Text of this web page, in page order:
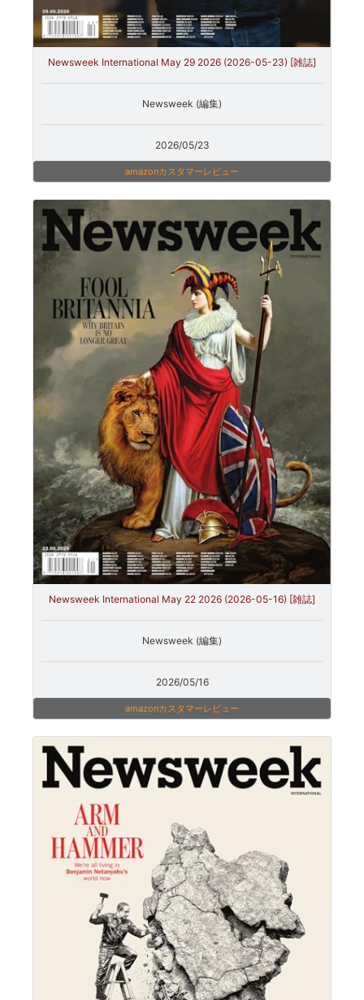
Newsweek International May 29 2026 (2026-05-23) [雑誌]
Newsweek (編集)
2026/05/23
amazonカスタマーレビュー
Newsweek International May 22 2026 (2026-05-16) [雑誌]
Newsweek (編集)
2026/05/16
amazonカスタマーレビュー